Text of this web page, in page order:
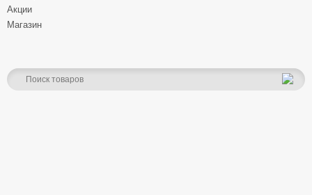
Акции
Магазин